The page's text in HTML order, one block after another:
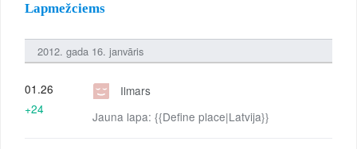
Lapmežciems
2012. gada 16. janvāris
Ilmars
Jauna lapa: {{Define place|Latvija}}
01.26
+24